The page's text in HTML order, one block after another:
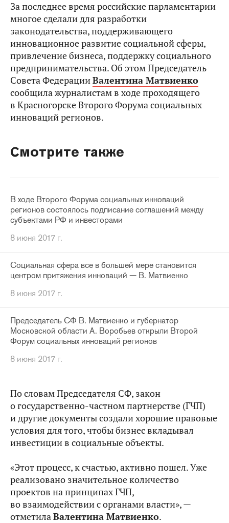
За последнее время российские парламентарии
многое сделали для разработки
законодательства, поддерживающего
инновационное развитие социальной сферы,
привлечение бизнеса, поддержку социального
предпринимательства. Об этом Председатель
Совета ФедерацииВалентина Матвиенко
сообщила журналистам в ходе проходящего
в Красногорске Второго Форума социальных
инноваций регионов.
Смотрите также
В ходе Второго Форума социальных инноваций
регионов состоялось подписание соглашений между
субъектами РФ и инвесторами
8 июня 2017 г.
Социальная сфера все в большей мере становится
центром притяжения инноваций — В. Матвиенко
8 июня 2017 г.
Председатель СФ В. Матвиенко и губернатор
Московской области А. Воробьев открыли Второй
Форум социальных инноваций регионов
8 июня 2017 г.
По словам Председателя СФ, закон
о государственно-частном партнерстве (ГЧП)
и другие документы создали хорошие правовые
условия для того, чтобы бизнес вкладывал
инвестиции в социальные объекты.
«Этот процесс, к счастью, активно пошел. Уже
реализовано значительное количество
проектов на принципах ГЧП,
во взаимодействии с органами власти», —
отметилаВалентина Матвиенко.